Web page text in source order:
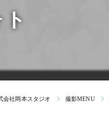
ちクラブ(1〜2歳)
会社岡本スタジオ 撮影MENU